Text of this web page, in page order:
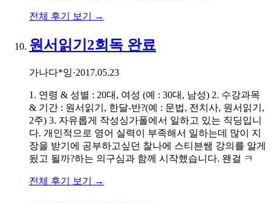
전체 후기 보기 →
원서읽기2회독 완료
가나다*잉·2017.05.23
1. 연령 & 성별 : 20대, 여성 (예 : 30대, 남성) 2. 수강과목
& 기간 : 원서읽기, 한달-반?(예 : 문법, 전치사, 원서읽기,
2주) 3. 자유롭게 작성싱가폴에서 일하고 있는 직딩입니
다. 개인적으로 영어 실력이 부족해서 일하는데 많이 지
장을 받기에 공부하고싶던 찰나에 스티븐쌤 강의를 알게
됬고 될까?하는 의구심과 함께 시작했습니다. 왠걸 ㅋ
전체 후기 보기 →